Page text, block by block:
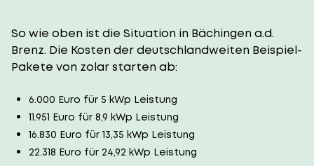
So wie oben ist die Situation in Bächingen a.d.
Brenz. Die Kosten der deutschlandweiten Beispiel-
Pakete von zolar starten ab:
6.000 Euro für 5 kWp Leistung
11.951 Euro für 8,9 kWp Leistung
16.830 Euro für 13,35 kWp Leistung
22.318 Euro für 24,92 kWp Leistung